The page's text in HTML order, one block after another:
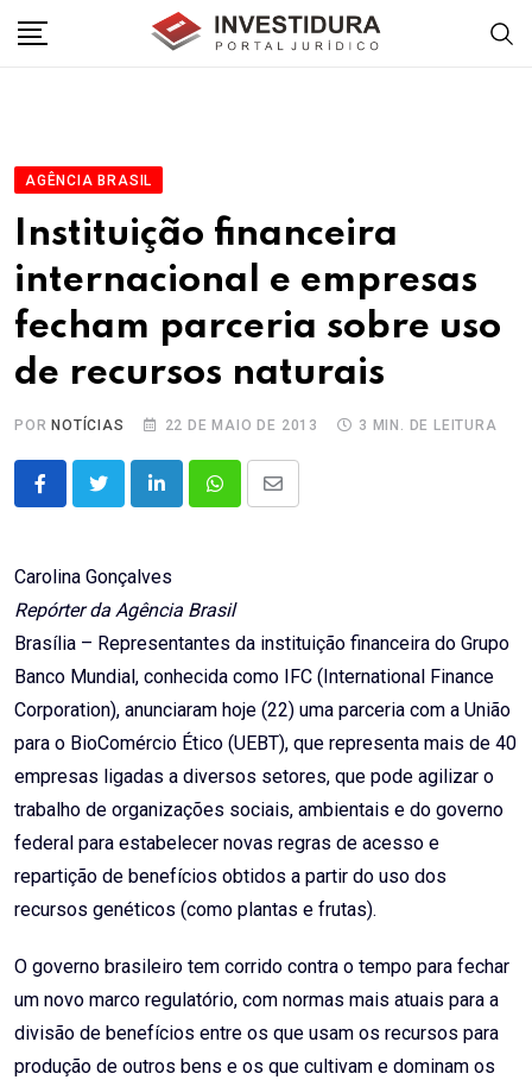
AGÊNCIA BRASIL
Instituição financeira
internacional e empresas
fecham parceria sobre uso
de recursos naturais
POR NOTÍCIAS 22 DE MAIO DE 2013 3 MIN. DE LEITURA
LinkedInWhatsappShare
Carolina Gonçalves
Repórter da Agência Brasil
Brasília – Representantes da instituição financeira do Grupo
Banco Mundial, conhecida como IFC (International Finance
Corporation), anunciaram hoje (22) uma parceria com a União
para o BioComércio Ético (UEBT), que representa mais de 40
empresas ligadas a diversos setores, que pode agilizar o
trabalho de organizações sociais, ambientais e do governo
federal para estabelecer novas regras de acesso e
repartição de benefícios obtidos a partir do uso dos
recursos genéticos (como plantas e frutas).
O governo brasileiro tem corrido contra o tempo para fechar
um novo marco regulatório, com normas mais atuais para a
divisão de benefícios entre os que usam os recursos para
produção de outros bens e os que cultivam e dominam os